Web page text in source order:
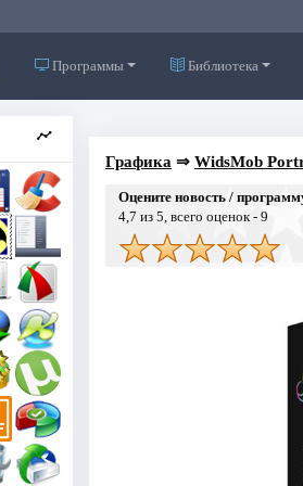
Программы Библиотека
Графика ⇒ WidsMob
Оцените новость /
4,7 из 5, всего оценок - 9